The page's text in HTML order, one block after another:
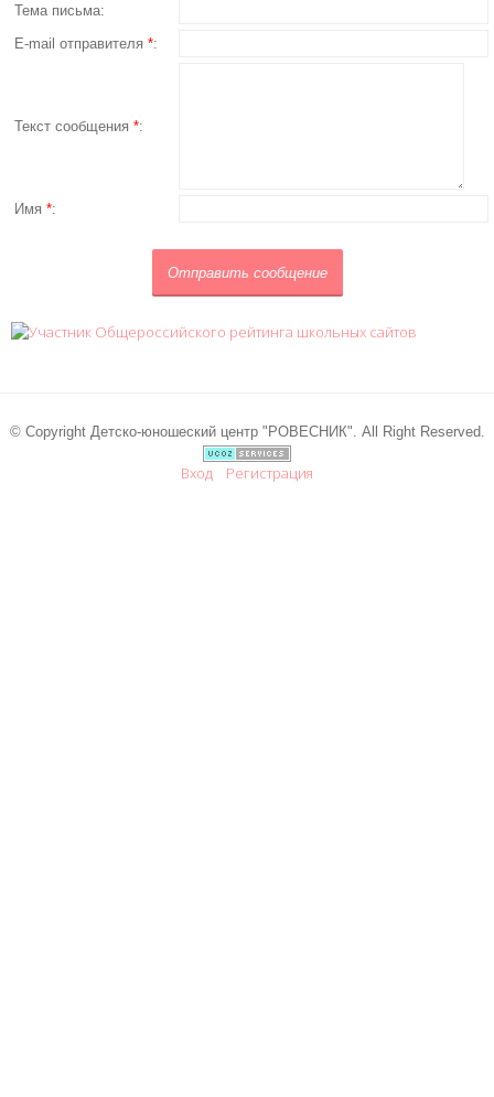
Тема письма:
E-mail отправителя *:
Текст сообщения *:
Имя *:
© Copyright Детско-юношеский центр "РОВЕСНИК". All Right Reserved.
Вход Регистрация